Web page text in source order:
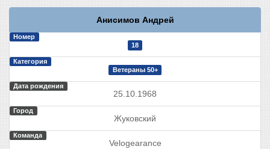
Анисимов Андрей
Номер
18
Категория
Ветераны 50+
Дата рождения
25.10.1968
Город
Жуковский
Команда
Velogearance